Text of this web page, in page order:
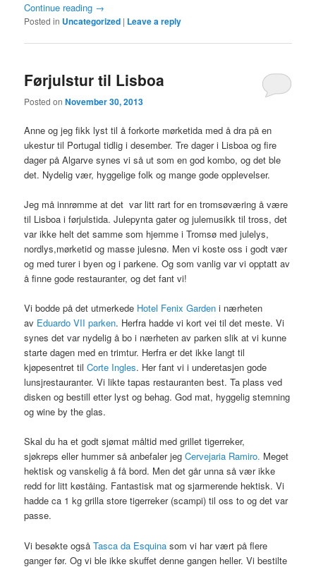
Continue reading →
Posted in Uncategorized | Leave a reply
Førjulstur til Lisboa
Posted onNovember 30, 2013
Anne og jeg fikk lyst til å forkorte mørketida med å dra på en
ukestur til Portugal tidlig i desember. Tre dager i Lisboa og fire
dager på Algarve synes vi så ut som en god kombo, og det ble
det. Nydelig vær, hyggelige folk og mange gode opplevelser.
Jeg må innrømme at det var litt rart for en tromsøværing å være
til Lisboa i førjulstida. Julepynta gater og julemusikk til tross, det
var ikke helt det samme som hjemme i Tromsø med julelys,
nordlys,mørketid og masse julesnø. Men vi koste oss i godt vær
og med turer i byen og i parkene. Og som vanlig var vi opptatt av
å finne gode restauranter, og det fant vi!
Vi bodde på det utmerkede Hotel Fenix Garden i nærheten
av Eduardo VII parken. Herfra hadde vi kort vei til det meste. Vi
synes det var nydelig å bo i nærheten av parken slik at vi kunne
starte dagen med en trimtur. Herfra er det ikke langt til
kjøpesentret tilCorte Ingles. Her fant vi i underetasjen gode
lunsjrestauranter. Vi likte tapas restauranten best. Ta plass ved
disken og bestill etter lyst og behag. God mat, hyggelig stemning
og wine by the glas.
Skal du ha et godt sjømat måltid med grillet tigerreker,
sjøkreps eller hummer så anbefaler jegCervejaria Ramiro. Meget
hektisk og vanskelig å få bord. Men det går unna så vær ikke
redd for litt køståing. Fantastisk mat og sjarmerende hektisk. Vi
hadde ca 1 kg grilla store tigerreker (scampi) til oss to og det var
passe.
Vi besøkte ogsåTasca da Esquina som vi har vært på flere
ganger før. Og vi ble ikke skuffet denne gangen heller. Vi bestilte